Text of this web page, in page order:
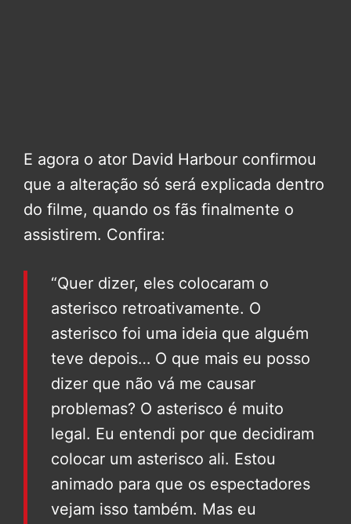
E agora o ator David Harbour confirmou
que a alteração só será explicada dentro
do filme, quando os fãs finalmente o
assistirem. Confira:
“Quer dizer, eles colocaram o
asterisco retroativamente. O
asterisco foi uma ideia que alguém
teve depois… O que mais eu posso
dizer que não vá me causar
problemas? O asterisco é muito
legal. Eu entendi por que decidiram
colocar um asterisco ali. Estou
animado para que os espectadores
vejam isso também. Mas eu